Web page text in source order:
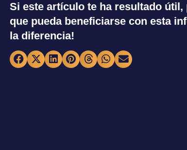
Si este artículo te ha resultado
que pueda beneficiarse con esta
la diferencia!